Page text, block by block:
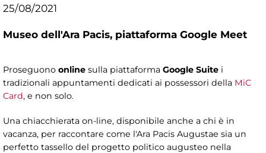
25/08/2021
Museo dell'Ara Pacis, piattaforma Google Meet
Proseguono online sulla piattaforma Google Suite i
tradizionali appuntamenti dedicati ai possessori della MiC
Card, e non solo.
Una chiacchierata on-line, disponibile anche a chi è in
vacanza, per raccontare come l'Ara Pacis Augustae sia un
perfetto tassello del progetto politico augusteo nella